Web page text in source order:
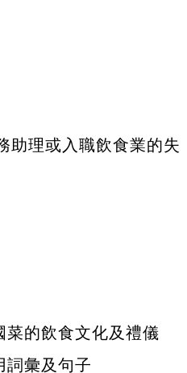
助理或入職飲食業的失
菜的飲食文化及禮儀
詞彙及句子